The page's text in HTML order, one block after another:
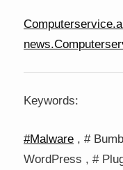
Keywords:
#Malware , #
WordPress , #